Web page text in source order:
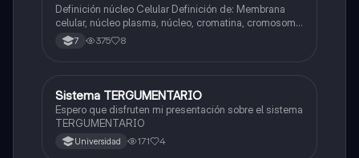
Definición núcleo Celular Definición de: Membrana
celular, núcleo plasma, núcleo, cromatina, cromosoma
Interfase Fases de la interfase
7 375 8
Biologia
Sistema TERGUMENTARIO
Espero que disfruten mi presentación sobre el sistema
TERGUMENTARIO
Universidad 171 4